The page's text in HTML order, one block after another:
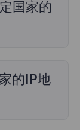
国家的
个国家的代
的IP地